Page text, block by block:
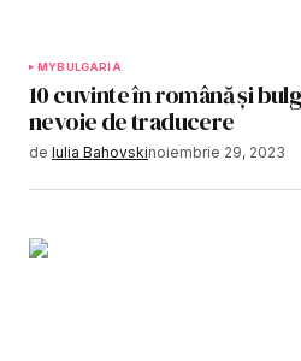
MYBULGARIA
10 cuvinte în română și
nevoie de traducere
de Iulia Bahovskinoiembrie 29, 2023